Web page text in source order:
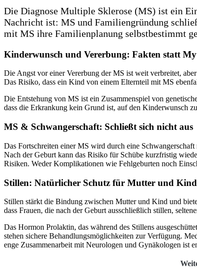
Die Diagnose Multiple Sklerose (MS) ist ein
Nachricht ist: MS und Familiengründung
mit MS ihre Familienplanung selbstbestimmt
Kinderwunsch und Vererbung: Fakten statt
Die Angst vor einer Vererbung der MS ist weit verbreitet,
Das Risiko, dass ein Kind von einem Elternteil mit MS
Die Entstehung von MS ist ein Zusammenspiel von
dass die Erkrankung kein Grund ist, auf den Kinderwunsch
MS & Schwangerschaft: Schließt sich nicht aus
Das Fortschreiten einer MS wird durch eine
Nach der Geburt kann das Risiko für Schübe kurzfristig
Risiken. Weder Komplikationen wie Fehlgeburten noch
Stillen: Natürlicher Schutz für Mutter und Kind
Stillen stärkt die Bindung zwischen Mutter und Kind und
dass Frauen, die nach der Geburt ausschließlich stillen,
Das Hormon Prolaktin, das während des Stillens
stehen sichere Behandlungsmöglichkeiten zur Verfügung.
enge Zusammenarbeit mit Neurologen und Gynäkologen ist